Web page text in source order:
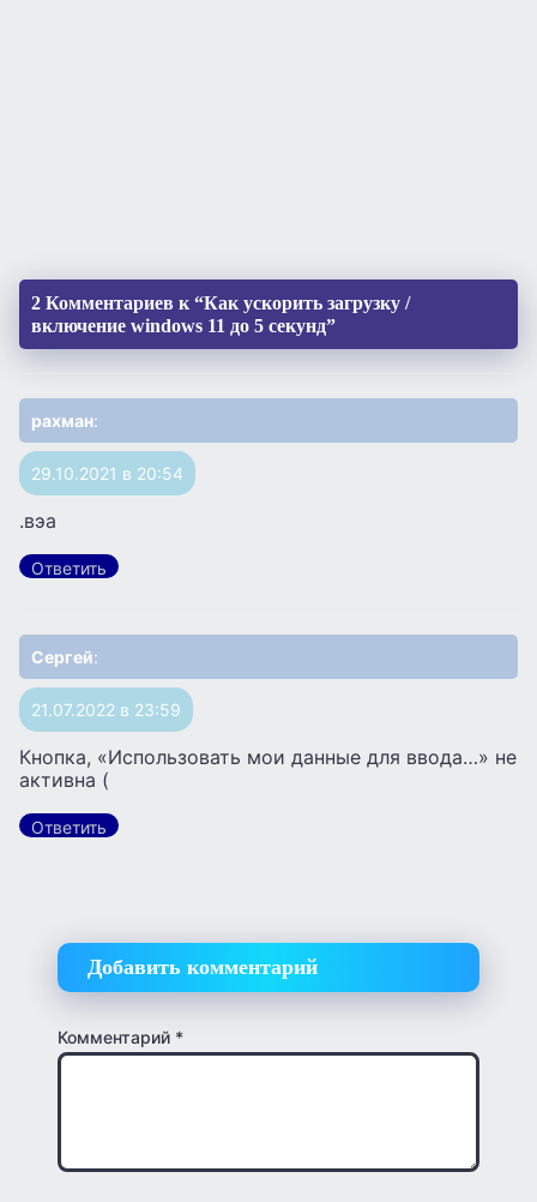
2 Комментариев к “Как ускорить загрузку /
включение windows 11 до 5 секунд”
рахман:
29.10.2021 в 20:54
.вэа
Ответить
Сергей:
21.07.2022 в 23:59
Кнопка, «Использовать мои данные для ввода…» не
активна (
Ответить
Добавить комментарий
Комментарий *